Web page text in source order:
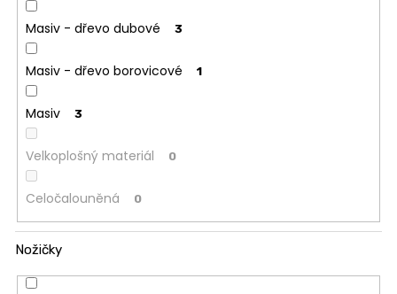
Masiv - dřevo dubové 3
Masiv - dřevo borovicové 1
Masiv 3
Velkoplošný materiál 0
Celočalouněná 0
Nožičky